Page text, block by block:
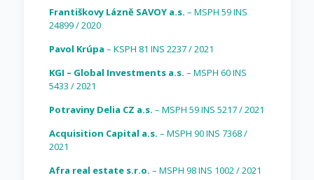
Františkovy Lázně SAVOY a.s. – MSPH 59 INS
24899 / 2020
Pavol Krúpa – KSPH 81 INS 2237 / 2021
KGI – Global Investments a.s. – MSPH 60 INS
5433 / 2021
Potraviny Delia CZ a.s. – MSPH 59 INS 5217 / 2021
Acquisition Capital a.s. – MSPH 90 INS 7368 /
2021
Afra real estate s.r.o. – MSPH 98 INS 1002 / 2021